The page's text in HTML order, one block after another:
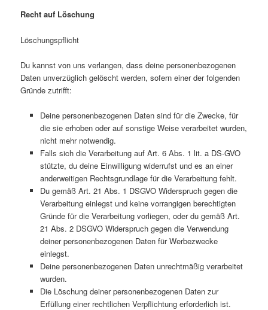
Recht auf Löschung
Löschungspflicht
Du kannst von uns verlangen, dass deine personenbezogenen
Daten unverzüglich gelöscht werden, sofern einer der folgenden
Gründe zutrifft:
Deine personenbezogenen Daten sind für die Zwecke, für
die sie erhoben oder auf sonstige Weise verarbeitet wurden,
nicht mehr notwendig.
Falls sich die Verarbeitung auf Art. 6 Abs. 1 lit. a DS-GVO
stützte, du deine Einwilligung widerrufst und es an einer
anderweitigen Rechtsgrundlage für die Verarbeitung fehlt.
Du gemäß Art. 21 Abs. 1 DSGVO Widerspruch gegen die
Verarbeitung einlegst und keine vorrangigen berechtigten
Gründe für die Verarbeitung vorliegen, oder du gemäß Art.
21 Abs. 2 DSGVO Widerspruch gegen die Verwendung
deiner personenbezogenen Daten für Werbezwecke
einlegst.
Deine personenbezogenen Daten unrechtmäßig verarbeitet
wurden.
Die Löschung deiner personenbezogenen Daten zur
Erfüllung einer rechtlichen Verpflichtung erforderlich ist.